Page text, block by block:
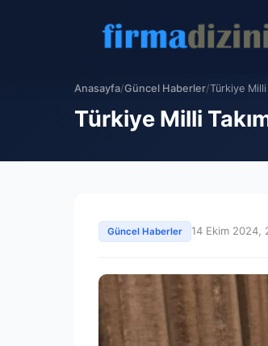
Anasayfa/Güncel Haberler/Türkiye Milli
Türkiye Milli
Güncel Haberler 14 Ekim 2024,